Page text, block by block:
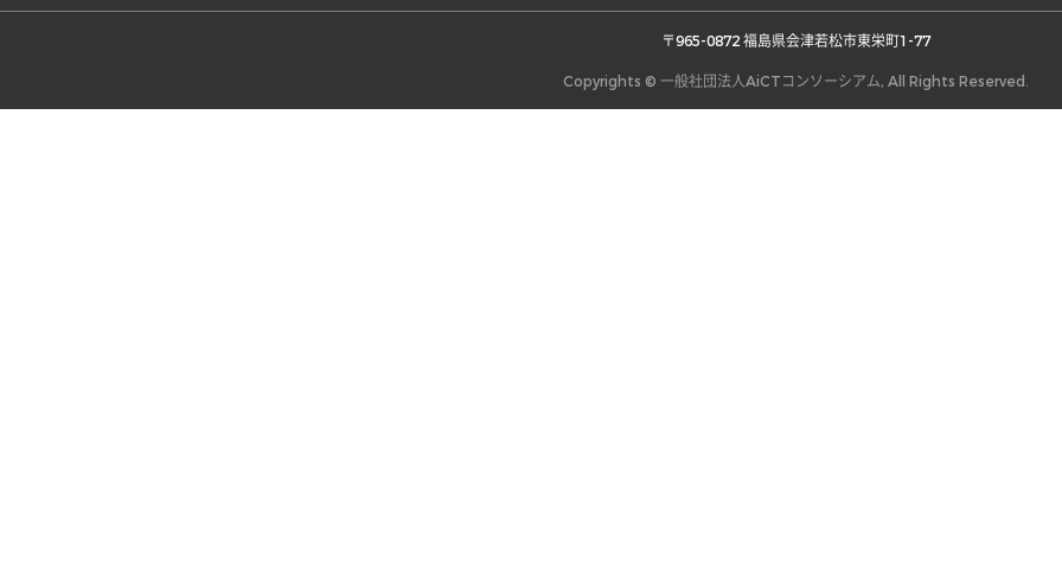
〒965-0872 福島県会津若松市東栄町1-77
Copyrights © 一般社団法人AiCTコンソーシアム, All Rights Reserved.